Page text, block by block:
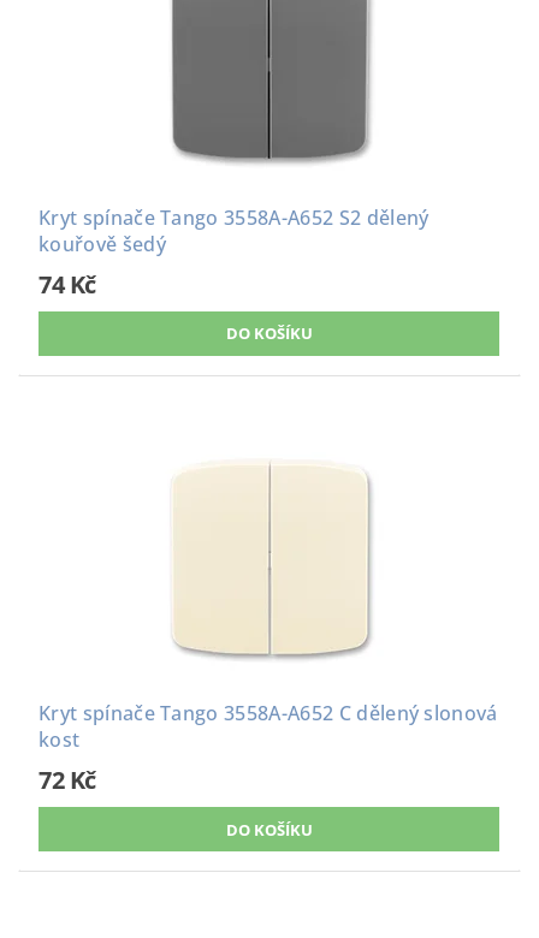
Kryt spínače Tango 3558A-A652 S2 dělený
kouřově šedý
74 Kč
Kryt spínače Tango 3558A-A652 C dělený slonová
kost
72 Kč